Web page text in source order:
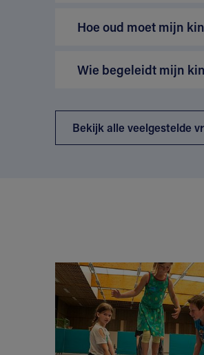
Hoe oud moet mijn
Wie begeleidt mijn
Bekijk alle veelgestelde